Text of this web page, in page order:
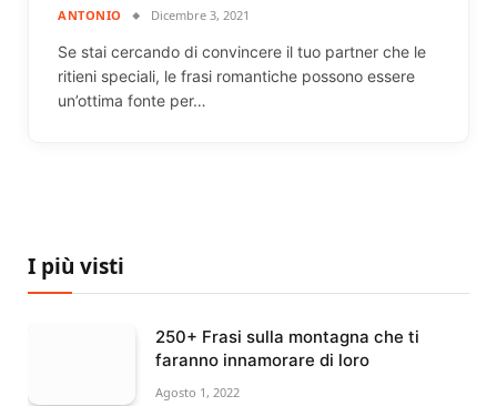
ANTONIO Dicembre 3, 2021
Se stai cercando di convincere il tuo partner che le
ritieni speciali, le frasi romantiche possono essere
un’ottima fonte per…
I più visti
250+ Frasi sulla montagna che ti
faranno innamorare di loro
Agosto 1, 2022